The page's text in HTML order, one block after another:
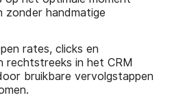
zonder handmatige
rates, clicks en
rechtstreeks in het CRM
bruikbare vervolgstappen